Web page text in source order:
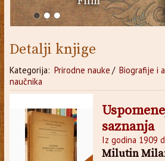
Detalji knjige
Kategorija: Prirodne nauke / Biografije i
naučnika
saznanja
Iz godina 1909
Milutin